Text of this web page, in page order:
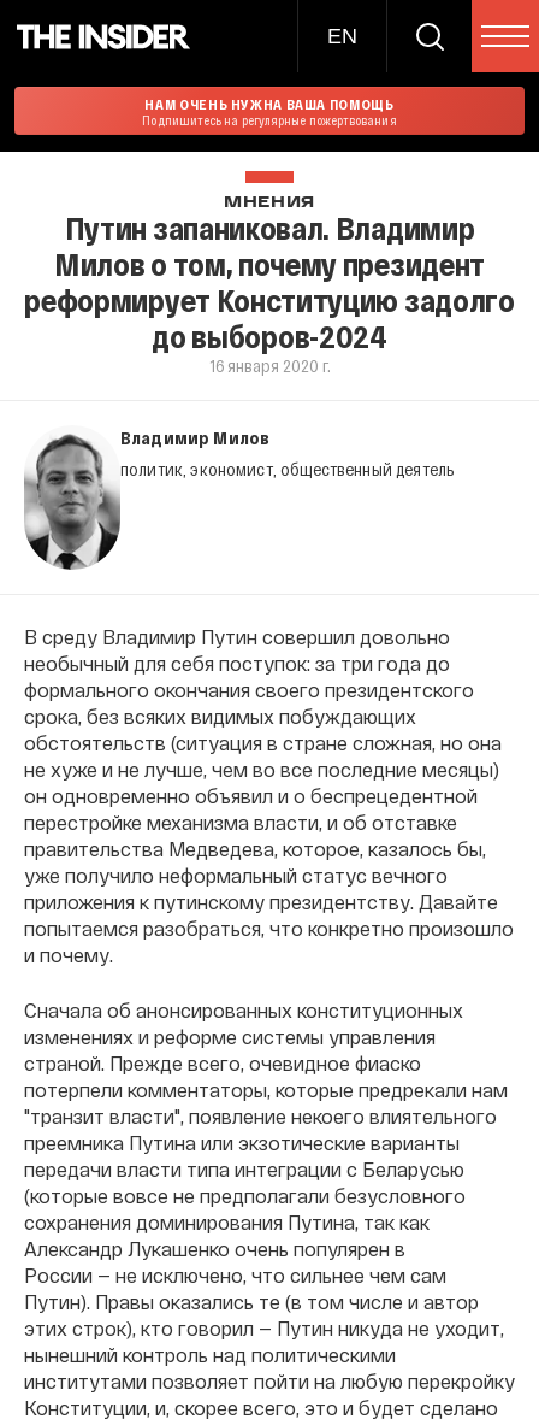
EN
НАМ ОЧЕНЬ НУЖНА ВАША ПОМОЩЬ
Подпишитесь на регулярные пожертвования
МНЕНИЯ
Путин запаниковал. Владимир
Милов о том, почему президент
реформирует Конституцию задолго
до выборов-2024
16 января 2020 г.
Владимир Милов
политик, экономист, общественный деятель
В среду Владимир Путин совершил довольно
необычный для себя поступок: за три года до
формального окончания своего президентского
срока, без всяких видимых побуждающих
обстоятельств (ситуация в стране сложная, но она
не хуже и не лучше, чем во все последние месяцы)
он одновременно объявил и о беспрецедентной
перестройке механизма власти, и об отставке
правительства Медведева, которое, казалось бы,
уже получило неформальный статус вечного
приложения к путинскому президентству. Давайте
попытаемся разобраться, что конкретно произошло
и почему.
Сначала об анонсированных конституционных
изменениях и реформе системы управления
страной. Прежде всего, очевидное фиаско
потерпели комментаторы, которые предрекали нам
"транзит власти", появление некоего влиятельного
преемника Путина или экзотические варианты
передачи власти типа интеграции с Беларусью
(которые вовсе не предполагали безусловного
сохранения доминирования Путина, так как
Александр Лукашенко очень популярен в
России — не исключено, что сильнее чем сам
Путин). Правы оказались те (в том числе и автор
этих строк), кто говорил — Путин никуда не уходит,
нынешний контроль над политическими
институтами позволяет пойти на любую перекройку
Конституции, и, скорее всего, это и будет сделано